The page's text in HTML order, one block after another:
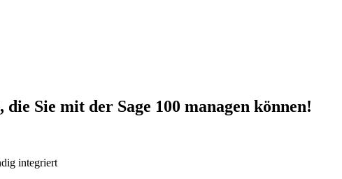
Sie mit der Sage 100 managen können!
integriert